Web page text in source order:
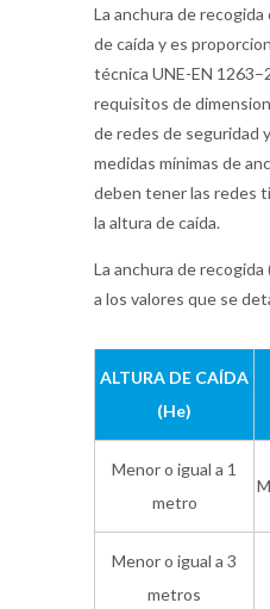
La anchura de
de caída y es
técnica UNE-EN
requisitos de
de redes de seguridad
medidas mínimas de
deben tener las redes
la altura de caída.
La anchura de
a los valores que se
ALTURA DE CAÍDA
(He)
Menor o igual a 1
metro
Menor o igual a 3
metros